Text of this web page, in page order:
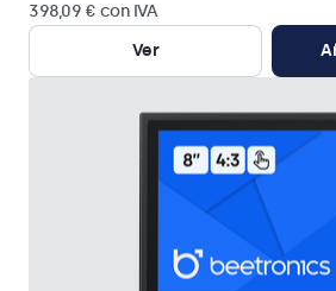
398,09 € con IVA
Ver